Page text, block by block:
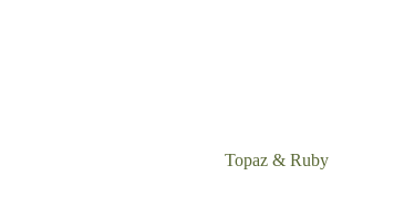
Topaz & Ruby